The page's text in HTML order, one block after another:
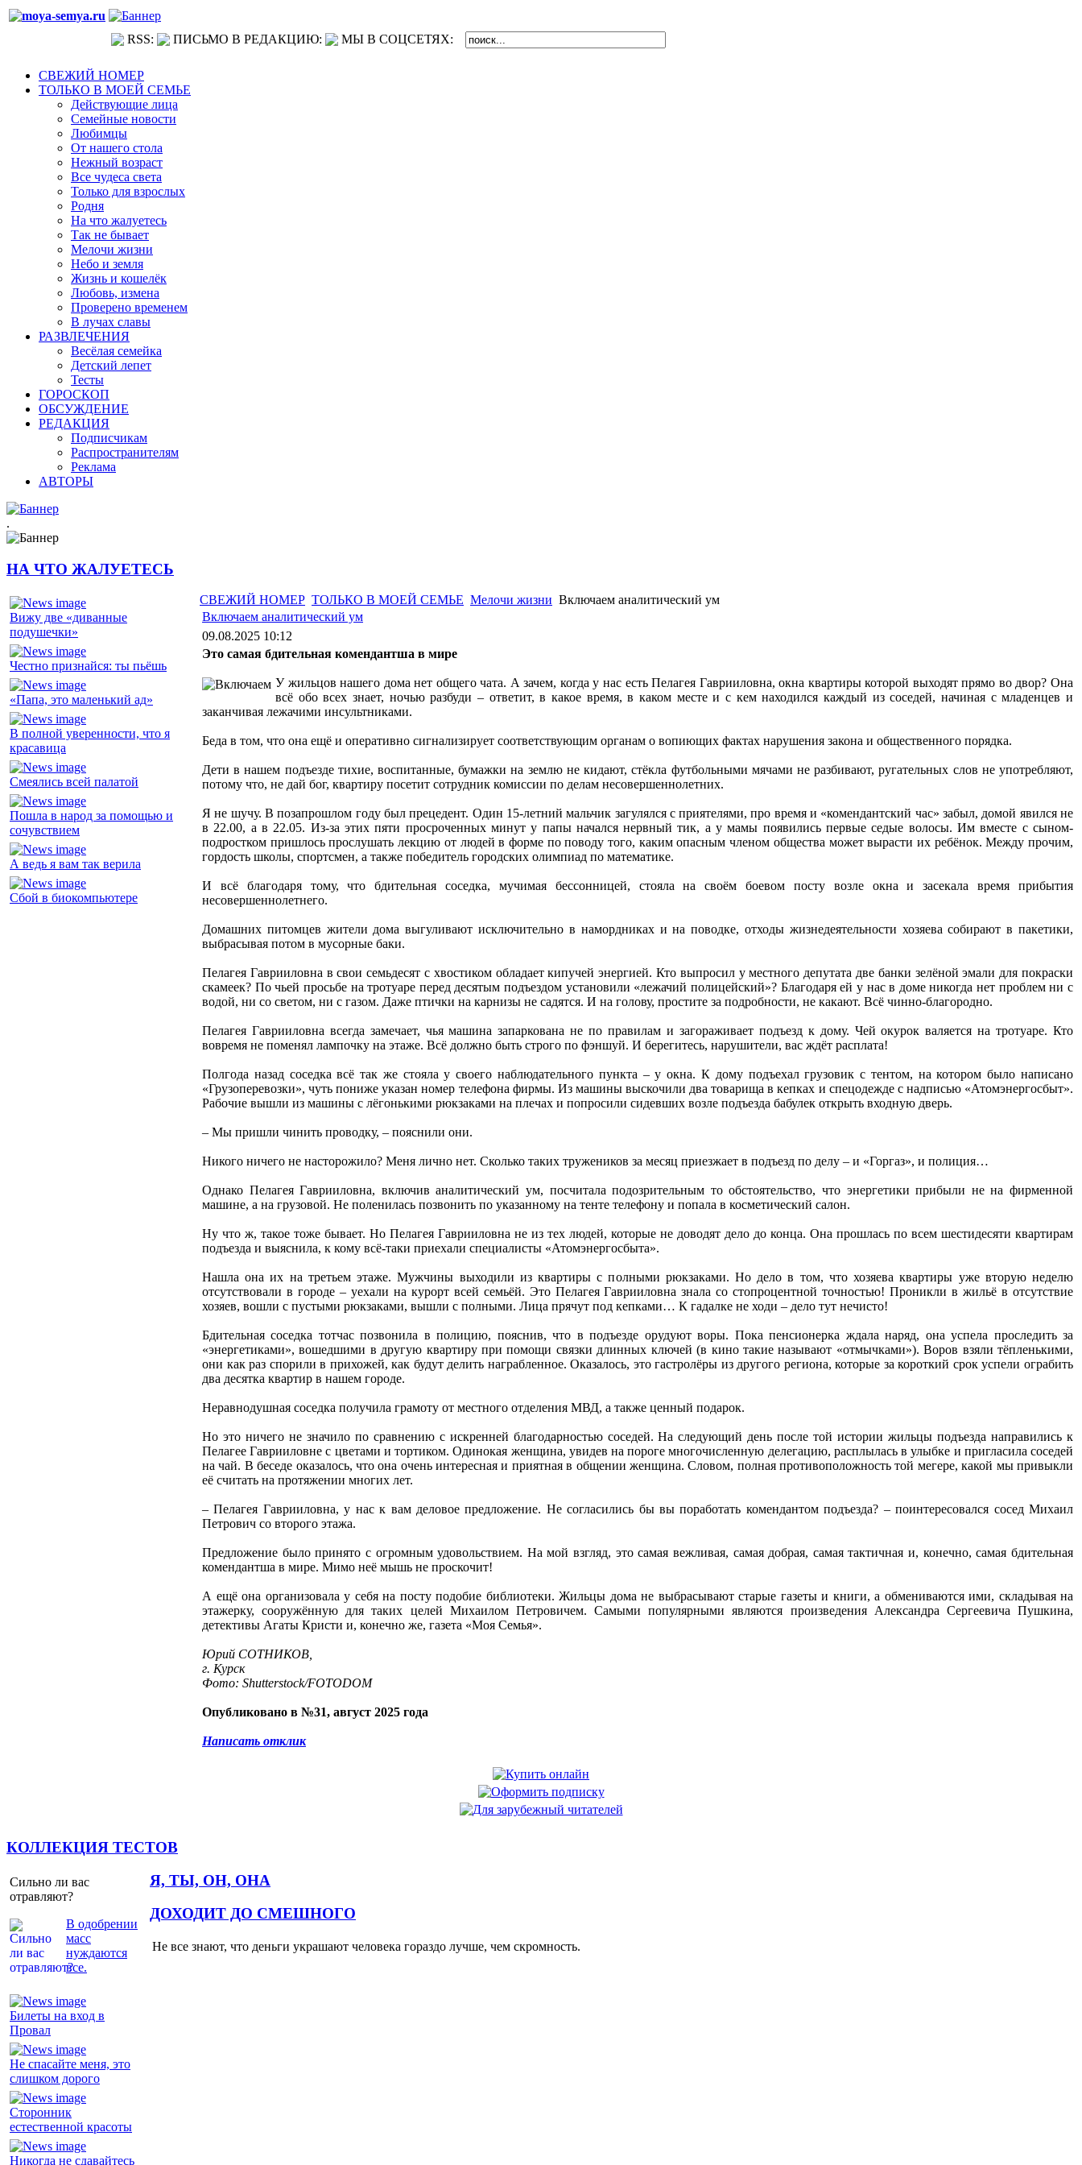
RSS: ПИСЬМО В РЕДАКЦИЮ: МЫ В СОЦСЕТЯХ:
СВЕЖИЙ НОМЕР
ТОЛЬКО В МОЕЙ СЕМЬЕ
Действующие лица
Семейные новости
Любимцы
От нашего стола
Нежный возраст
Все чудеса света
Только для взрослых
Родня
На что жалуетесь
Так не бывает
Мелочи жизни
Небо и земля
Жизнь и кошелёк
Любовь, измена
Проверено временем
В лучах славы
РАЗВЛЕЧЕНИЯ
Весёлая семейка
Детский лепет
Тесты
ГОРОСКОП
ОБСУЖДЕНИЕ
РЕДАКЦИЯ
Подписчикам
Распространителям
Реклама
АВТОРЫ
.
НА ЧТО ЖАЛУЕТЕСЬ
Вижу две «диванные
подушечки»
Честно признайся: ты пьёшь
«Папа, это маленький ад»
В полной уверенности, что я
красавица
Смеялись всей палатой
Пошла в народ за помощью и
сочувствием
А ведь я вам так верила
Сбой в биокомпьютере
СВЕЖИЙ НОМЕР ТОЛЬКО В МОЕЙ СЕМЬЕ Мелочи жизни Включаем аналитический ум
Включаем аналитический ум
09.08.2025 10:12
Это самая бдительная комендантша в мире
У жильцов нашего дома нет общего чата. А зачем, когда у нас есть Пелагея Гаврииловна, окна квартиры которой выходят прямо во двор? Она
всё обо всех знает, ночью разбуди – ответит, в какое время, в каком месте и с кем находился каждый из соседей, начиная с младенцев и
заканчивая лежачими инсультниками.
Беда в том, что она ещё и оперативно сигнализирует соответствующим органам о вопиющих фактах нарушения закона и общественного порядка.
Дети в нашем подъезде тихие, воспитанные, бумажки на землю не кидают, стёкла футбольными мячами не разбивают, ругательных слов не употребляют,
потому что, не дай бог, квартиру посетит сотрудник комиссии по делам несовершеннолетних.
Я не шучу. В позапрошлом году был прецедент. Один 15-летний мальчик загулялся с приятелями, про время и «комендантский час» забыл, домой явился не
в 22.00, а в 22.05. Из-за этих пяти просроченных минут у папы начался нервный тик, а у мамы появились первые седые волосы. Им вместе с сыном-
подростком пришлось прослушать лекцию от людей в форме по поводу того, каким опасным членом общества может вырасти их ребёнок. Между прочим,
гордость школы, спортсмен, а также победитель городских олимпиад по математике.
И всё благодаря тому, что бдительная соседка, мучимая бессонницей, стояла на своём боевом посту возле окна и засекала время прибытия
несовершеннолетнего.
Домашних питомцев жители дома выгуливают исключительно в намордниках и на поводке, отходы жизнедеятельности хозяева собирают в пакетики,
выбрасывая потом в мусорные баки.
Пелагея Гаврииловна в свои семьдесят с хвостиком обладает кипучей энергией. Кто выпросил у местного депутата две банки зелёной эмали для покраски
скамеек? По чьей просьбе на тротуаре перед десятым подъездом установили «лежачий полицейский»? Благодаря ей у нас в доме никогда нет проблем ни с
водой, ни со светом, ни с газом. Даже птички на карнизы не садятся. И на голову, простите за подробности, не какают. Всё чинно-благородно.
Пелагея Гаврииловна всегда замечает, чья машина запаркована не по правилам и загораживает подъезд к дому. Чей окурок валяется на тротуаре. Кто
вовремя не поменял лампочку на этаже. Всё должно быть строго по фэншуй. И берегитесь, нарушители, вас ждёт расплата!
Полгода назад соседка всё так же стояла у своего наблюдательного пункта – у окна. К дому подъехал грузовик с тентом, на котором было написано
«Грузоперевозки», чуть пониже указан номер телефона фирмы. Из машины выскочили два товарища в кепках и спецодежде с надписью «Атомэнергосбыт».
Рабочие вышли из машины с лёгонькими рюкзаками на плечах и попросили сидевших возле подъезда бабулек открыть входную дверь.
– Мы пришли чинить проводку, – пояснили они.
Никого ничего не насторожило? Меня лично нет. Сколько таких тружеников за месяц приезжает в подъезд по делу – и «Горгаз», и полиция…
Однако Пелагея Гаврииловна, включив аналитический ум, посчитала подозрительным то обстоятельство, что энергетики прибыли не на фирменной
машине, а на грузовой. Не поленилась позвонить по указанному на тенте телефону и попала в косметический салон.
Ну что ж, такое тоже бывает. Но Пелагея Гаврииловна не из тех людей, которые не доводят дело до конца. Она прошлась по всем шестидесяти квартирам
подъезда и выяснила, к кому всё-таки приехали специалисты «Атомэнергосбыта».
Нашла она их на третьем этаже. Мужчины выходили из квартиры с полными рюкзаками. Но дело в том, что хозяева квартиры уже вторую неделю
отсутствовали в городе – уехали на курорт всей семьёй. Это Пелагея Гаврииловна знала со стопроцентной точностью! Проникли в жильё в отсутствие
хозяев, вошли с пустыми рюкзаками, вышли с полными. Лица прячут под кепками… К гадалке не ходи – дело тут нечисто!
Бдительная соседка тотчас позвонила в полицию, пояснив, что в подъезде орудуют воры. Пока пенсионерка ждала наряд, она успела проследить за
«энергетиками», вошедшими в другую квартиру при помощи связки длинных ключей (в кино такие называют «отмычками»). Воров взяли тёпленькими,
они как раз спорили в прихожей, как будут делить награбленное. Оказалось, это гастролёры из другого региона, которые за короткий срок успели ограбить
два десятка квартир в нашем городе.
Неравнодушная соседка получила грамоту от местного отделения МВД, а также ценный подарок.
Но это ничего не значило по сравнению с искренней благодарностью соседей. На следующий день после той истории жильцы подъезда направились к
Пелагее Гаврииловне с цветами и тортиком. Одинокая женщина, увидев на пороге многочисленную делегацию, расплылась в улыбке и пригласила соседей
на чай. В беседе оказалось, что она очень интересная и приятная в общении женщина. Словом, полная противоположность той мегере, какой мы привыкли
её считать на протяжении многих лет.
– Пелагея Гаврииловна, у нас к вам деловое предложение. Не согласились бы вы поработать комендантом подъезда? – поинтересовался сосед Михаил
Петрович со второго этажа.
Предложение было принято с огромным удовольствием. На мой взгляд, это самая вежливая, самая добрая, самая тактичная и, конечно, самая бдительная
комендантша в мире. Мимо неё мышь не проскочит!
А ещё она организовала у себя на посту подобие библиотеки. Жильцы дома не выбрасывают старые газеты и книги, а обмениваются ими, складывая на
этажерку, сооружённую для таких целей Михаилом Петровичем. Самыми популярными являются произведения Александра Сергеевича Пушкина,
детективы Агаты Кристи и, конечно же, газета «Моя Семья».
Юрий СОТНИКОВ,
г. Курск
Фото: Shutterstock/FOTODOM
Опубликовано в №31, август 2025 года
Написать отклик
КОЛЛЕКЦИЯ ТЕСТОВ
Сильно ли вас
отравляют?
В одобрении
масс
нуждаются
все.
Я, ТЫ, ОН, ОНА
Билеты на вход в
Провал
Не спасайте меня, это
слишком дорого
Сторонник
естественной красоты
Никогда не сдавайтесь
ДОХОДИТ ДО СМЕШНОГО
Не все знают, что деньги украшают человека гораздо лучше, чем скромность.